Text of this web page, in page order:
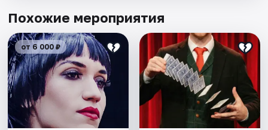
Похожие мероприятия
от 6 000 ₽